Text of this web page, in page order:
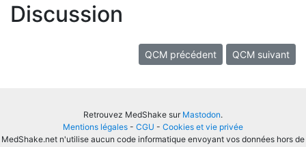
Discussion
QCM précédent QCM suivant
Retrouvez MedShake sur Mastodon.
Mentions légales - CGU - Cookies et vie privée
MedShake.net n'utilise aucun code informatique envoyant vos données hors de